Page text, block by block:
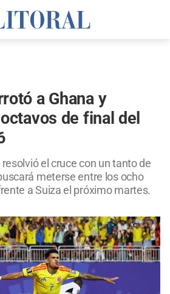
a Ghana y
de final del
el cruce con un tanto de
meterse entre los ocho
a Suiza el próximo martes.